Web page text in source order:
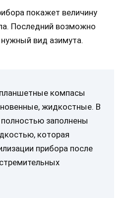
покажет величину
Последний возможно
вид азимута.
компасы
жидкостные. В
заполнены
которая
прибора после